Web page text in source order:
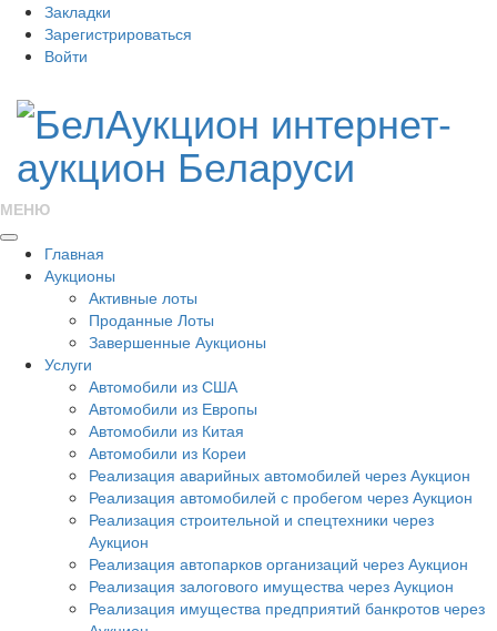
Закладки
Зарегистрироваться
Войти
МЕНЮ
Главная
Аукционы
Активные лоты
Проданные Лоты
Завершенные Аукционы
Услуги
Автомобили из США
Автомобили из Европы
Автомобили из Китая
Автомобили из Кореи
Реализация аварийных автомобилей через Аукцион
Реализация автомобилей с пробегом через Аукцион
Реализация строительной и спецтехники через
Аукцион
Реализация автопарков организаций через Аукцион
Реализация залогового имущества через Аукцион
Реализация имущества предприятий банкротов через